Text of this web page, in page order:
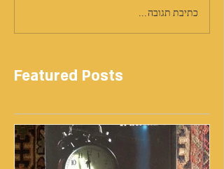
כתיבת תגובה...
Featured Posts